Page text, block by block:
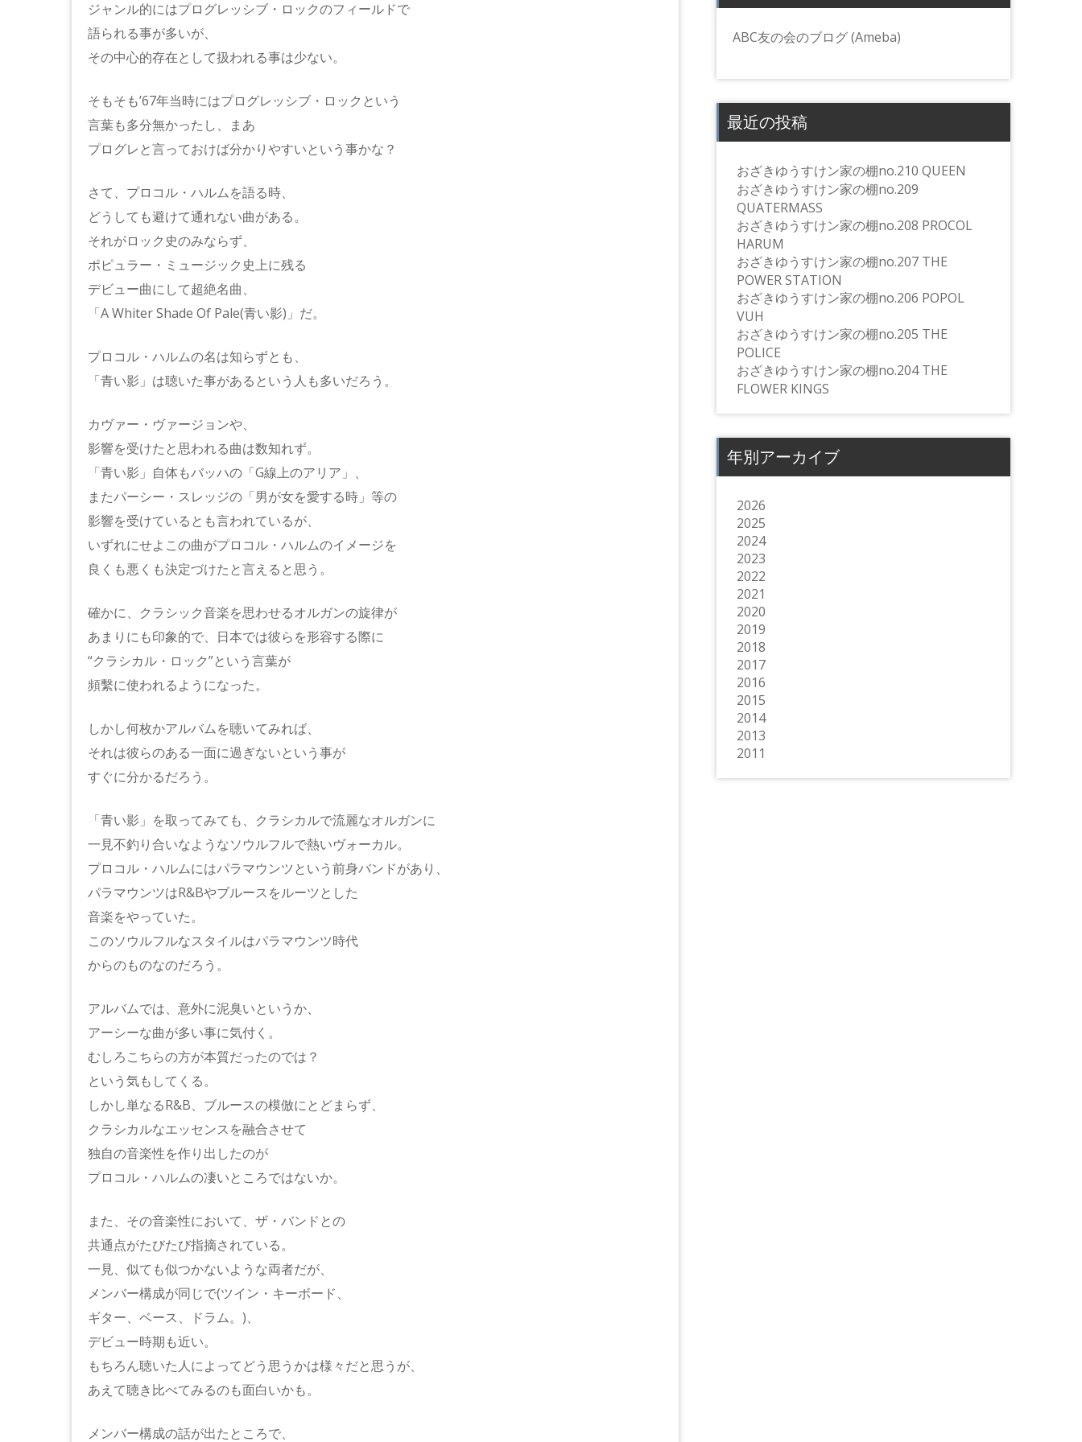
ジャンル的にはプログレッシブ・ロックのフィールドで
語られる事が多いが、
その中心的存在として扱われる事は少ない。
そもそも’67年当時にはプログレッシブ・ロックという
言葉も多分無かったし、まあ
プログレと言っておけば分かりやすいという事かな？
さて、プロコル・ハルムを語る時、
どうしても避けて通れない曲がある。
それがロック史のみならず、
ポピュラー・ミュージック史上に残る
デビュー曲にして超絶名曲、
「A Whiter Shade Of Pale(青い影)」だ。
プロコル・ハルムの名は知らずとも、
「青い影」は聴いた事があるという人も多いだろう。
カヴァー・ヴァージョンや、
影響を受けたと思われる曲は数知れず。
「青い影」自体もバッハの「G線上のアリア」、
またパーシー・スレッジの「男が女を愛する時」等の
影響を受けているとも言われているが、
いずれにせよこの曲がプロコル・ハルムのイメージを
良くも悪くも決定づけたと言えると思う。
確かに、クラシック音楽を思わせるオルガンの旋律が
あまりにも印象的で、日本では彼らを形容する際に
“クラシカル・ロック”という言葉が
頻繫に使われるようになった。
しかし何枚かアルバムを聴いてみれば、
それは彼らのある一面に過ぎないという事が
すぐに分かるだろう。
「青い影」を取ってみても、クラシカルで流麗なオルガンに
一見不釣り合いなようなソウルフルで熱いヴォーカル。
プロコル・ハルムにはパラマウンツという前身バンドがあり、
パラマウンツはR&Bやブルースをルーツとした
音楽をやっていた。
このソウルフルなスタイルはパラマウンツ時代
からのものなのだろう。
アルバムでは、意外に泥臭いというか、
アーシーな曲が多い事に気付く。
むしろこちらの方が本質だったのでは？
という気もしてくる。
しかし単なるR&B、ブルースの模倣にとどまらず、
クラシカルなエッセンスを融合させて
独自の音楽性を作り出したのが
プロコル・ハルムの凄いところではないか。
また、その音楽性において、ザ・バンドとの
共通点がたびたび指摘されている。
一見、似ても似つかないような両者だが、
メンバー構成が同じで(ツイン・キーボード、
ギター、ベース、ドラム。)、
デビュー時期も近い。
もちろん聴いた人によってどう思うかは様々だと思うが、
あえて聴き比べてみるのも面白いかも。
メンバー構成の話が出たところで、
ABC友の会のブログ (Ameba)
最近の投稿
おざきゆうすけン家の棚no.210 QUEEN
おざきゆうすけン家の棚no.209
QUATERMASS
おざきゆうすけン家の棚no.208 PROCOL
HARUM
おざきゆうすけン家の棚no.207 THE
POWER STATION
おざきゆうすけン家の棚no.206 POPOL
VUH
おざきゆうすけン家の棚no.205 THE
POLICE
おざきゆうすけン家の棚no.204 THE
FLOWER KINGS
年別アーカイブ
2026
2025
2024
2023
2022
2021
2020
2019
2018
2017
2016
2015
2014
2013
2011